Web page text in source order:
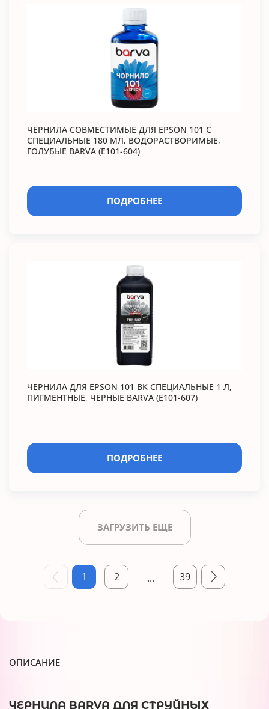
ЧЕРНИЛА СОВМЕСТИМЫЕ ДЛЯ EPSON 101 C
СПЕЦИАЛЬНЫЕ 180 МЛ, ВОДОРАСТВОРИМЫЕ,
ГОЛУБЫЕ BARVA (E101-604)
ПОДРОБНЕЕ
ЧЕРНИЛА ДЛЯ EPSON 101 BK СПЕЦИАЛЬНЫЕ 1 Л,
ПИГМЕНТНЫЕ, ЧЕРНЫЕ BARVA (E101-607)
ПОДРОБНЕЕ
ЗАГРУЗИТЬ ЕЩЕ
1 2 ... 39
ОПИСАНИЕ
ЧЕРНИЛА BARVA ДЛЯ СТРУЙНЫХ